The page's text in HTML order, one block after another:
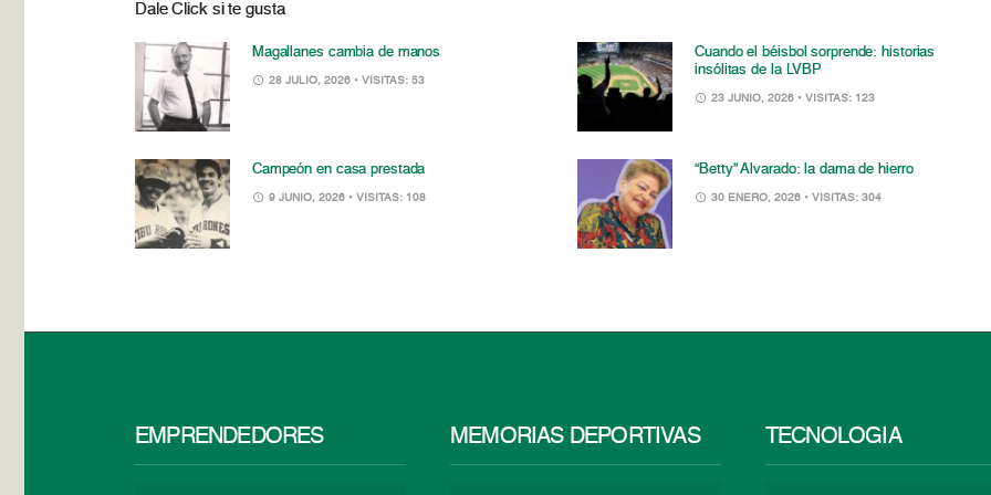
Dale Click si te gusta
Magallanes cambia de manos
28 JULIO, 2026 • VISITAS: 53
Cuando el béisbol sorprende: historias
insólitas de la LVBP
23 JUNIO, 2026 • VISITAS: 123
Campeón en casa prestada
9 JUNIO, 2026 • VISITAS: 108
“Betty” Alvarado: la dama de hierro
30 ENERO, 2026 • VISITAS: 304
EMPRENDEDORES MEMORIAS DEPORTIVAS TECNOLOGÍA